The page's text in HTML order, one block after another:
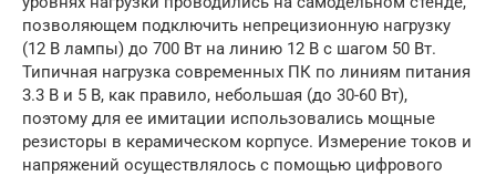
позволяющем подключить непрецизионную нагрузку
(12 В лампы) до 700 Вт на линию 12 В с шагом 50 Вт.
Типичная нагрузка современных ПК по линиям питания
3.3 В и 5 В, как правило, небольшая (до 30-60 Вт),
поэтому для ее имитации использовались мощные
резисторы в керамическом корпусе. Измерение токов и
напряжений осуществлялось с помощью цифрового